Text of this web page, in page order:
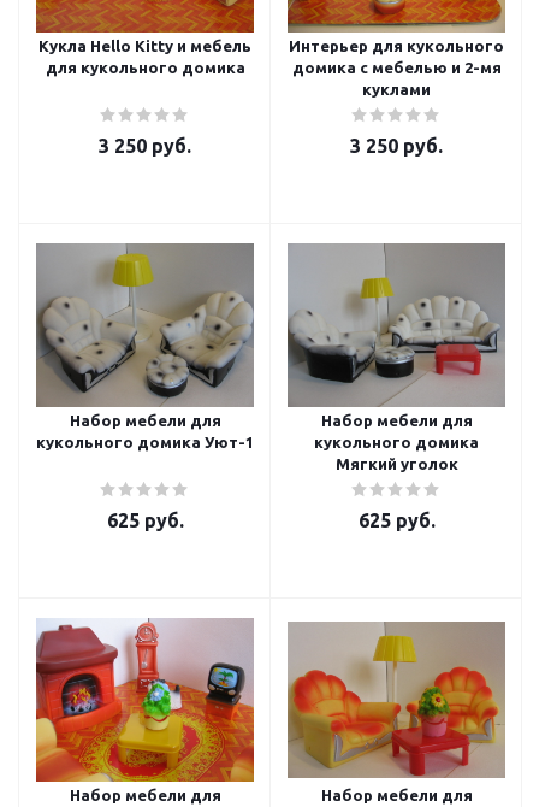
Кукла Hello Kitty и мебель
для кукольного домика
3 250 руб.
Интерьер для кукольного
домика с мебелью и 2-мя
куклами
3 250 руб.
Набор мебели для
кукольного домика Уют-1
625руб.
Набор мебели для
кукольного домика
Мягкий уголок
625руб.
Набор мебели для
Набор мебели для